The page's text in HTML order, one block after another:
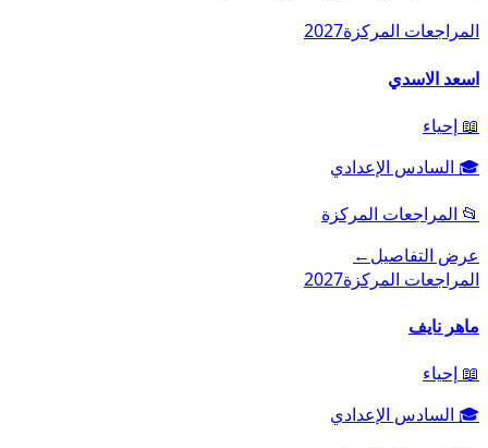
المراجعات المركزة2027
اسعد الاسدي
📖 إحياء
🎓 السادس الإعدادي
📂 المراجعات المركزة
عرض التفاصيل←
المراجعات المركزة2027
ماهر نايف
📖 إحياء
🎓 السادس الإعدادي